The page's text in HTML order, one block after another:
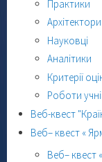
Практики
Архітектори
Науковці
Аналітики
Критерії
Роботи
Веб-квест
Веб– квест «
Веб– квест